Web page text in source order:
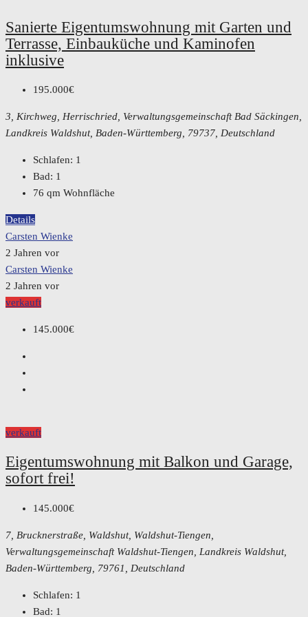
Sanierte Eigentumswohnung mit Garten und
Terrasse, Einbauküche und Kaminofen
inklusive
195.000€
3, Kirchweg, Herrischried, Verwaltungsgemeinschaft Bad Säckingen,
Landkreis Waldshut, Baden-Württemberg, 79737, Deutschland
Schlafen: 1
Bad: 1
76 qm Wohnfläche
Details
Carsten Wienke
2 Jahren vor
Carsten Wienke
2 Jahren vor
verkauft
145.000€
verkauft
Eigentumswohnung mit Balkon und Garage,
sofort frei!
145.000€
7, Brucknerstraße, Waldshut, Waldshut-Tiengen,
Verwaltungsgemeinschaft Waldshut-Tiengen, Landkreis Waldshut,
Baden-Württemberg, 79761, Deutschland
Schlafen: 1
Bad: 1